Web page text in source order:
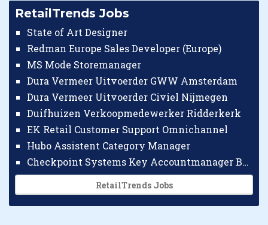
RetailTrends Jobs
State of Art Designer
Redman Europe Sales Developer (Europe)
MS Mode Storemanager
Dura Vermeer Uitvoerder GWW Amsterdam
Dura Vermeer Uitvoerder Civiel Nijmegen
Duifhuizen Verkoopmedewerker Ridderkerk
EK Retail Customer Support Omnichannel
Hubo Assistent Category Manager
Checkpoint Systems Key Accountmanager Benelux
RetailTrends Jobs